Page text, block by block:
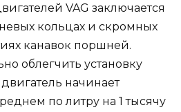
VAG заключается
кольцах и скромных
канавок поршней.
облегчить установку
начинает
по литру на 1 тысячу